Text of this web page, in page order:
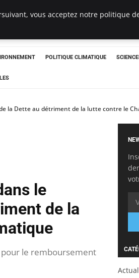
POLITIQUE CLIMATIQUE
la Dette au détriment de la lutte contre le
le
de la
pour le remboursement
vous acceptez notre politique